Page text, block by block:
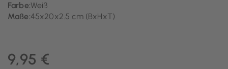
Farbe:Weiß
Maße:45x20x2.5 cm (BxHxT)
9,95 €